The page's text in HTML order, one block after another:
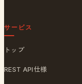
サービス
トップ
REST API仕様